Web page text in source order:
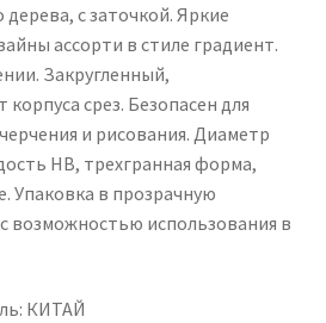
дерева, с заточкой. Яркие
ассорти в стиле градиент.
Закругленный,
срез. Безопасен для
и рисования. Диаметр
HB, трехгранная форма,
Упаковка в прозрачную
возможностью использования в
КИТАЙ